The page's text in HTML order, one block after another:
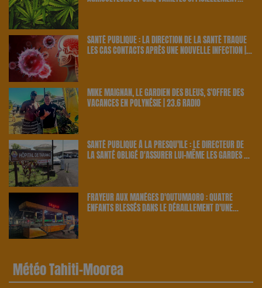
SANTÉ PUBLIQUE : LA DIRECTION DE LA SANTÉ TRAQUE
LES CAS CONTACTS APRÈS UNE NOUVELLE INFECTION |
MIKE MAIGNAN, LE GARDIEN DES BLEUS, S'OFFRE DES
VACANCES EN POLYNÉSIE | 23.6 RADIO
SANTÉ PUBLIQUE À LA PRESQU'ÎLE : LE DIRECTEUR DE
LA SANTÉ OBLIGÉ D'ASSURER LUI-MÊME LES GARDES À
FRAYEUR AUX MANÈGES D'OUTUMAORO : QUATRE
ENFANTS BLESSÉS DANS LE DÉRAILLEMENT D'UNE
Météo Tahiti-Moorea